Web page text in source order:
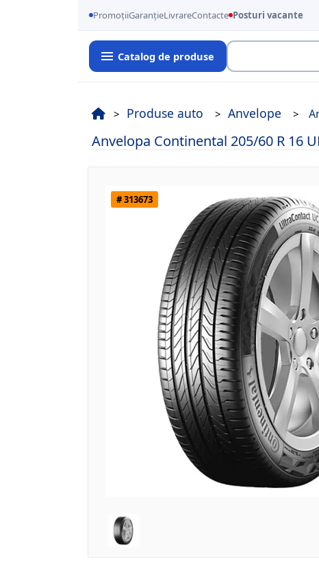
PromoțiiGaranțieLivrareContacte Posturi vacante
Catalog de produse
Produse auto Anvelope
Anvelopa Continental 205/60 R 16
# 313673